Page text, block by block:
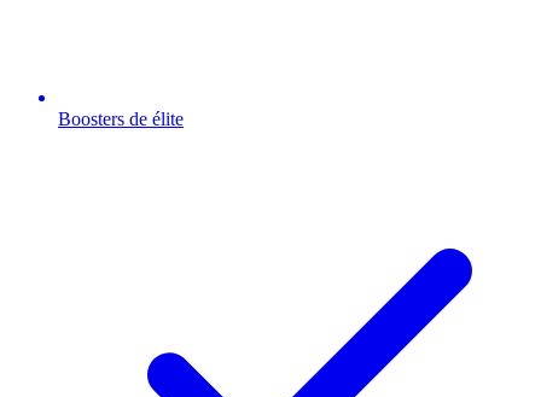
Boosters de élite